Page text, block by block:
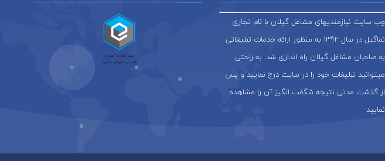
وب سایت نیازمندیهای مشاغل گیلان با نام تجاری
نماگیل در سال 1392 به منظور ارائه خدمات تبلیغاتی
به صاحبان مشاغل گیلان راه اندازی شد. به راحتی
میتوانید تبلیغات خود را در سایت درج نمایید و پس
از گذشت مدتی نتیجه شگفت انگیز آن را مشاهده
نمایید